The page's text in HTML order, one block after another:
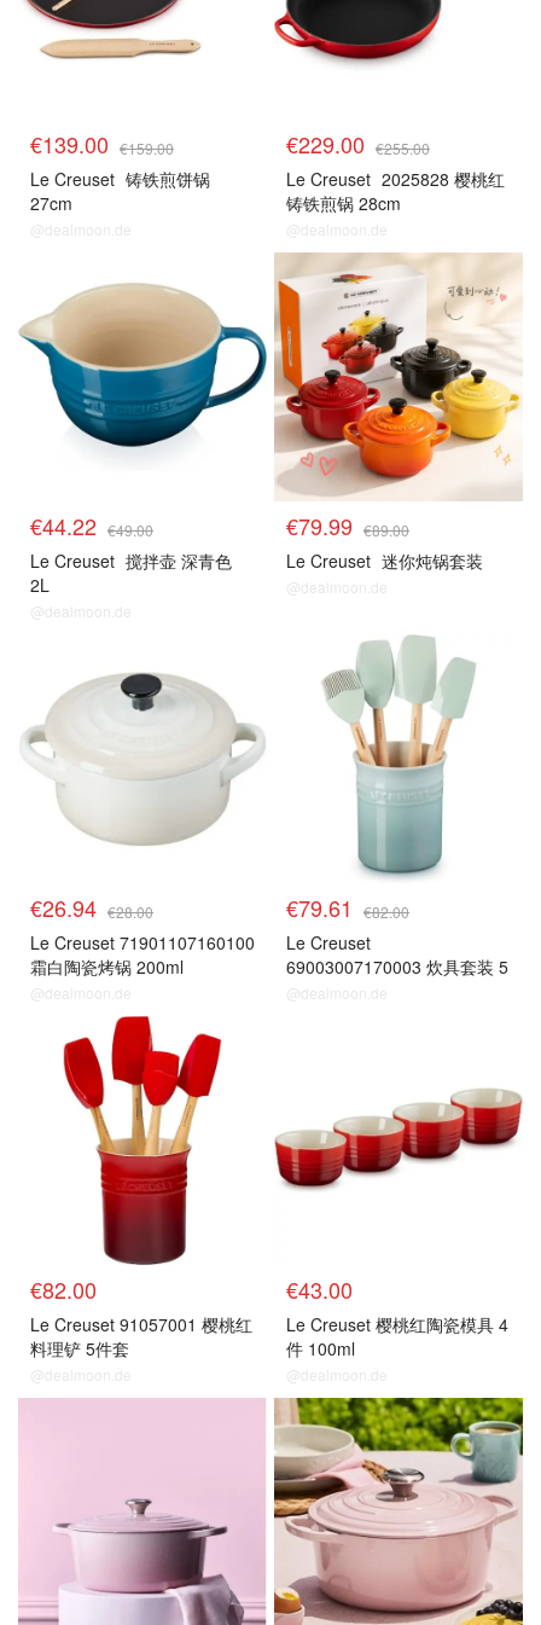
€139.00 €159.00
Le Creuset 铸铁煎饼锅
27cm
@dealmoon.de
€229.00 €255.00
Le Creuset 2025828 樱桃红
铸铁煎锅 28cm
@dealmoon.de
€44.22 €49.00
Le Creuset 搅拌壶 深青色
2L
@dealmoon.de
€79.99 €89.00
Le Creuset 迷你炖锅套装
@dealmoon.de
€26.94 €28.00
Le Creuset 71901107160100
霜白陶瓷烤锅 200ml
@dealmoon.de
€79.61 €82.00
Le Creuset
69003007170003 炊具套装 5
件 海盐色
@dealmoon.de
€82.00
Le Creuset 91057001 樱桃红
料理铲 5件套
@dealmoon.de
€43.00
Le Creuset 樱桃红陶瓷模具 4
件 100ml
@dealmoon.de